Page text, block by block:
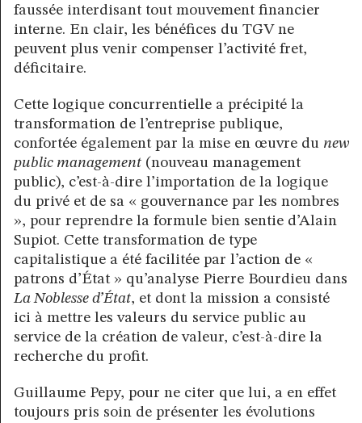
faussée interdisant tout mouvement financier
interne. En clair, les bénéfices du TGV ne
peuvent plus venir compenser l’activité fret,
déficitaire.
Cette logique concurrentielle a précipité la
transformation de l’entreprise publique,
confortée également par la mise en œuvre du new
public management (nouveau management
public), c’est-à-dire l’importation de la logique
du privé et de sa « gouvernance par les nombres
», pour reprendre la formule bien sentie d’Alain
Supiot. Cette transformation de type
capitalistique a été facilitée par l’action de «
patrons d’État » qu’analyse Pierre Bourdieu dans
La Noblesse d’État, et dont la mission a consisté
ici à mettre les valeurs du service public au
service de la création de valeur, c’est-à-dire la
recherche du profit.
Guillaume Pepy, pour ne citer que lui, a en effet
toujours pris soin de présenter les évolutions